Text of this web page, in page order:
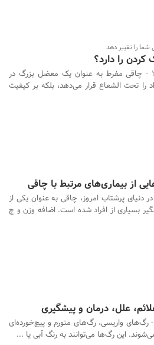
را تغییر دهد
را دارد؟
چاقی مفرط به عنوان یک معضل بزرگ در
را تحت الشعاع قرار می‌دهد، بلکه بر کیفیت
از بیماری‌های مرتبط با چاقی
در دنیای پرشتاب امروز، چاقی به عنوان یکی از
بسیاری از افراد شده است. اضافه وزن و چ
علل، درمان و پیشگیری
رگ‌های واریسی، رگ‌های متورم و پیچ‌خورده‌ای
این رگ‌ها می‌توانند به رنگ آبی یا ...